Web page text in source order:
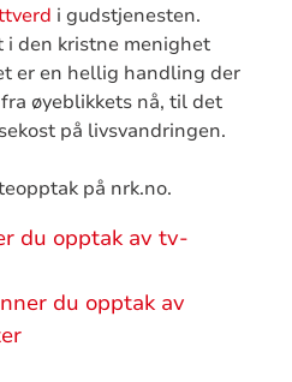
i gudstjenesten.
den kristne menighet
er en hellig handling der
øyeblikkets nå, til det
på livsvandringen.
på nrk.no.
du opptak av tv-
du opptak av